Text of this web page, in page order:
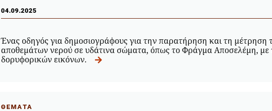
04.09.2025
Ένας οδηγός για δημοσιογράφους για την παρατήρηση και τη μέτρηση
αποθεμάτων νερού σε υδάτινα σώματα, όπως το Φράγμα Αποσελέμη, με
δορυφορικών εικόνων.
ΘΕΜΑΤΑ